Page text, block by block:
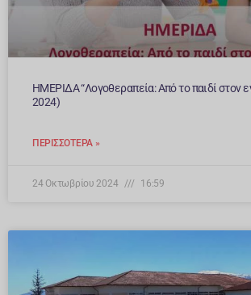
ΗΜΕΡΙΔΑ “Λογοθεραπεία: Από το παιδί στον
2024)
ΠΕΡΙΣΣΌΤΕΡΑ »
24 Οκτωβρίου 2024 16:59